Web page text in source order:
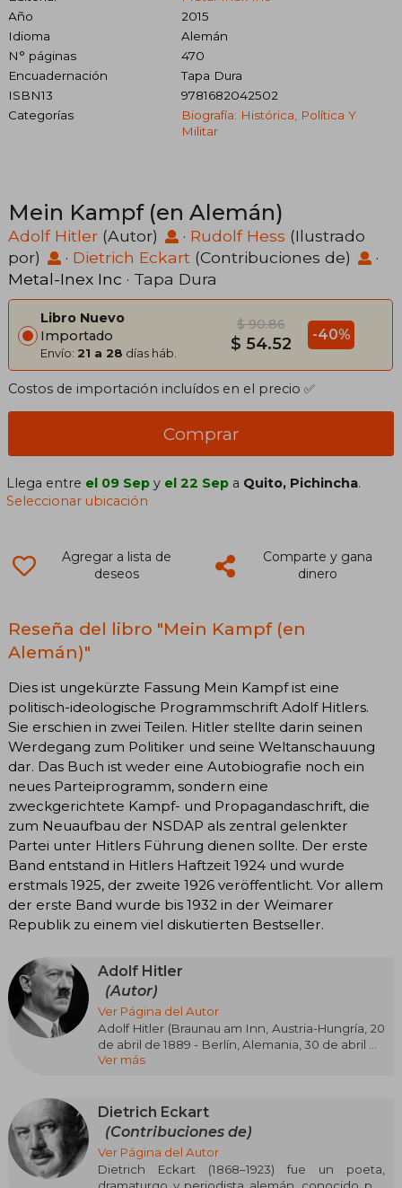
Año
2015
Idioma
Alemán
N° páginas
470
Encuadernación
Tapa Dura
ISBN13
9781682042502
Categorías
Biografía: Histórica, Política Y
Militar
Mein Kampf (en Alemán)
Adolf Hitler (Autor) · Rudolf Hess (Ilustrado
por)
· Dietrich Eckart (Contribuciones de)
·
Metal-Inex Inc · Tapa Dura
Libro Nuevo
Importado
Envío: 21 a 28 días háb.
$ 90.86
$ 54.52 -40%
Costos de importación incluídos en el precio ✅
Comprar
Llega entre el 09 Sep y el 22 Sep a Quito, Pichincha.
Seleccionar ubicación
Agregar a lista de
deseos
Comparte y gana
dinero
Reseña del libro "Mein Kampf (en
Alemán)"
Dies ist ungekürzte Fassung Mein Kampf ist eine
politisch-ideologische Programmschrift Adolf Hitlers.
Sie erschien in zwei Teilen. Hitler stellte darin seinen
Werdegang zum Politiker und seine Weltanschauung
dar. Das Buch ist weder eine Autobiografie noch ein
neues Parteiprogramm, sondern eine
zweckgerichtete Kampf- und Propagandaschrift, die
zum Neuaufbau der NSDAP als zentral gelenkter
Partei unter Hitlers Führung dienen sollte. Der erste
Band entstand in Hitlers Haftzeit 1924 und wurde
erstmals 1925, der zweite 1926 veröffentlicht. Vor allem
der erste Band wurde bis 1932 in der Weimarer
Republik zu einem viel diskutierten Bestseller.
Adolf Hitler
(Autor)
Ver Página del Autor
Adolf Hitler (Braunau am Inn, Austria-Hungría, 20
de abril de 1889 - Berlín, Alemania, 30 de abril de
1945) fue el líder del movimiento nazi y acabó
la Gran Depresión gracias a su oratoria
propagandística hasta erigirse como máximo
responsable político durante el Tercer Reich.
Las ansias expansionistas del Führer fueron la
Ver más
Dietrich Eckart
(Contribuciones de)
Ver Página del Autor
Dietrich Eckart (1868–1923) fue un poeta,